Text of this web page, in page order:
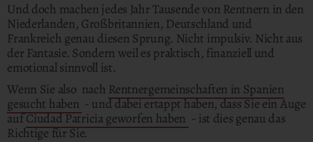
Und doch machen jedes Jahr Tausende von Rentnern in den
Niederlanden, Großbritannien, Deutschland und
Frankreich genau diesen Sprung. Nicht impulsiv. Nicht aus
der Fantasie. Sondern weil es praktisch, finanziell und
emotional sinnvoll ist.
Wenn Sie also nach Rentnergemeinschaften in Spanien
gesucht haben - und dabei ertappt haben, dass Sie ein Auge
aufCiudad Patricia geworfen haben - ist dies genau das
Richtige für Sie.